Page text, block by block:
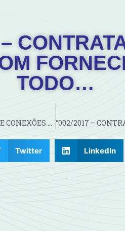
TODO…
°002/2017 – AQUISIÇÃO DE TUBOS E CONEXÕES DE PVC E…
Twitter LinkedIn